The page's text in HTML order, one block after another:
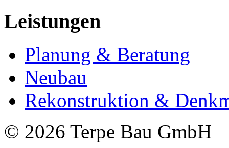
Leistungen
Planung & Beratung
Neubau
Rekonstruktion &
© 2026 Terpe Bau GmbH